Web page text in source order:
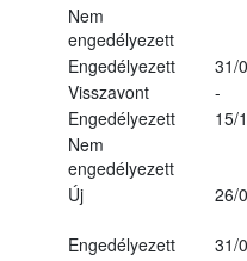
Nem
engedélyezett
Engedélyezett
31/
Visszavont
-
Engedélyezett
15/
Nem
engedélyezett
Új
26/
Engedélyezett 31/